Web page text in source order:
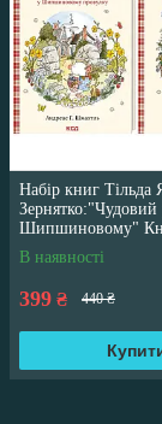
Набір книг Тільда
Зернятко:"Чудовий
Шипшиновому"
переполох" Кн 4
В наявності
399 ₴ 440 ₴